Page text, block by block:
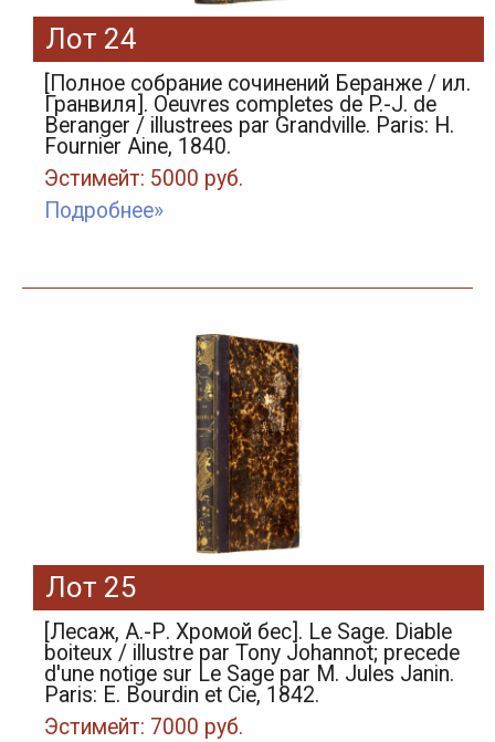
Лот 24
[Полное собрание сочинений Беранже / ил.
Гранвиля]. Oeuvres completes de P.-J. de
Beranger / illustrees par Grandville. Paris: H.
Fournier Aine, 1840.
Эстимейт: 5000 руб.
Подробнее»
Лот 25
[Лесаж, А.-Р. Хромой бес]. Le Sage. Diable
boiteux / illustre par Tony Johannot; precede
d'une notige sur Le Sage par M. Jules Janin.
Paris: E. Bourdin et Cie, 1842.
Эстимейт: 7000 руб.